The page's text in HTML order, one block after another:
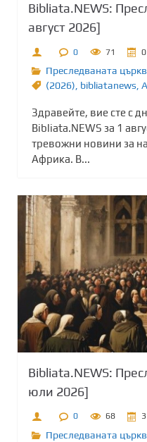
Bibliata.NEWS:
август 2026]
0 71
Преследваната
(2026) bibliatanews
Здравейте, вие сте с
Bibliata.NEWS за 1
тревожни новини за
Африка. В...
Bibliata.NEWS:
юли 2026]
0 68
Преследваната